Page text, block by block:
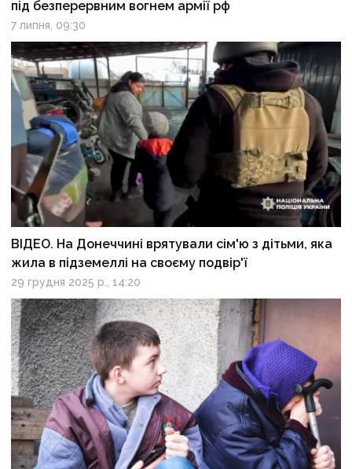
під безперервним вогнем армії рф
7 липня, 09:30
ВІДЕО. На Донеччині врятували сім'ю з дітьми, яка
жила в підземеллі на своєму подвір'ї
29 грудня 2025 р., 14:20